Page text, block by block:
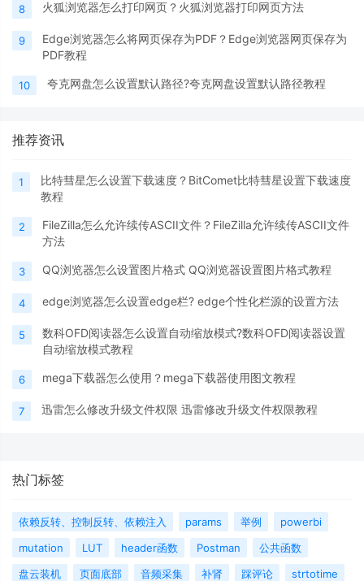
8 火狐浏览器怎么打印网页？火狐浏览器打印网页方法
9
Edge浏览器怎么将网页保存为PDF？Edge浏览器网页保存为
PDF教程
10 夸克网盘怎么设置默认路径?夸克网盘设置默认路径教程
推荐资讯
1
比特彗星怎么设置下载速度？BitComet比特彗星设置下载速度
教程
2
FileZilla怎么允许续传ASCII文件？FileZilla允许续传ASCII文件
方法
3 QQ浏览器怎么设置图片格式 QQ浏览器设置图片格式教程
4 edge浏览器怎么设置edge栏? edge个性化栏源的设置方法
5
数科OFD阅读器怎么设置自动缩放模式?数科OFD阅读器设置
自动缩放模式教程
6 mega下载器怎么使用？mega下载器使用图文教程
7 迅雷怎么修改升级文件权限 迅雷修改升级文件权限教程
热门标签
依赖反转、控制反转、依赖注入 params 举例
powerbi
mutation
LUT header函数 Postman
公共函数
盘云装机
页面底部 音频采集 补肾 踩评论
strtotime